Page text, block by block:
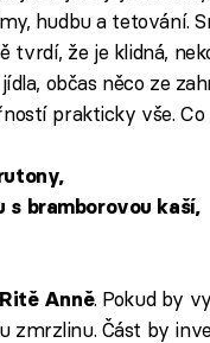
hudbu a tetování.
tvrdí, že je klidná,
občas něco ze
prakticky vše.
s bramborovou kaší,
Ritě Anně. Pokud by
zmrzlinu. Část by